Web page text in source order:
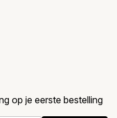
op je eerste bestelling